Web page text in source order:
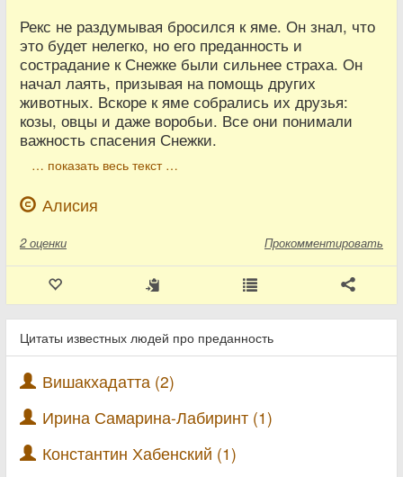
Рекс не раздумывая бросился к яме. Он знал, что
это будет нелегко, но его преданность и
сострадание к Снежке были сильнее страха. Он
начал лаять, призывая на помощь других
животных. Вскоре к яме собрались их друзья:
козы, овцы и даже воробьи. Все они понимали
важность спасения Снежки.
… показать весь текст …
Алисия
2 оценки Прокомментировать
Цитаты известных людей про преданность
Вишакхадатта (2)
Ирина Самарина-Лабиринт (1)
Константин Хабенский (1)